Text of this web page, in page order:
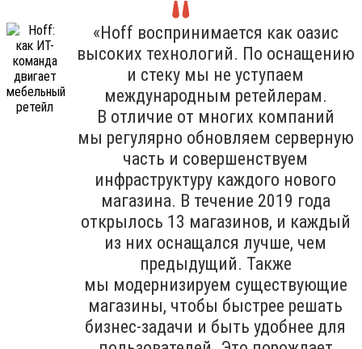
«Hoff воспринимается как оазис
высоких технологий. По оснащению
и стеку мы не уступаем
международным ретейлерам.
В отличие от многих компаний
мы регулярно обновляем серверную
часть и совершенствуем
инфраструктуру каждого нового
магазина. В течение 2019 года
открылось 13 магазинов, и каждый
из них оснащался лучше, чем
предыдущий. Также
мы модернизируем существующие
магазины, чтобы быстрее решать
бизнес-задачи и быть удобнее для